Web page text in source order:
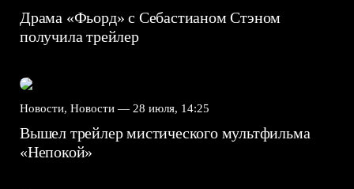
Драма «Фьорд» с Себастианом Стэном
получила трейлер
Новости, Новости — 28 июля, 14:25
Вышел трейлер мистического мультфильма
«Непокой»